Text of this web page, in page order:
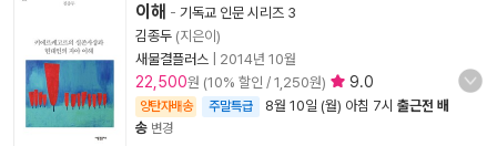
이해 - 기독교 인문 시리즈 3
김종두 (지은이)
새물결플러스
2014년 10월
22,500원 (10% 할인 / 1,250원) 9.0
양탄자배송 주말특급 8월 10일 (월) 아침 7시 출근전 배
송 변경